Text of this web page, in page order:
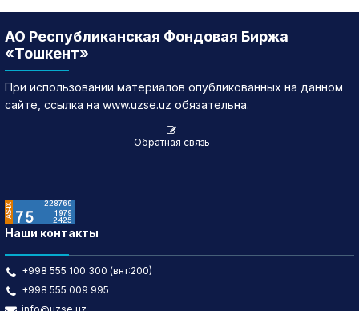
АО Республиканская Фондовая Биржа
«Тошкент»
При использовании материалов опубликованных на данном
сайте, ссылка на www.uzse.uz обязательна.
Обратная связь
Наши контакты
+998 555 100 300 (внт:200)
+998 555 009 995